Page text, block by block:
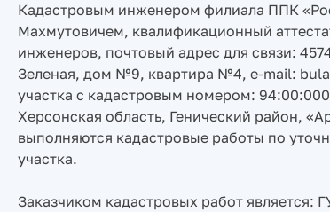
Кадастровым инженером филиала ППК
Махмутовичем, квалификационный
инженеров, почтовый адрес для связи:
Зеленая, дом №9, квартира №4, e-mail:
участка с кадастровым номером:
Херсонская область, Генический район,
выполняются кадастровые работы по
участка.
Заказчиком кадастровых работ